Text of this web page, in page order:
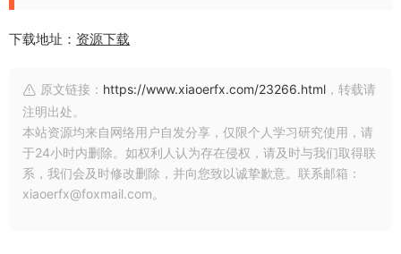
下载地址： 资源下载
原文链接： https://www.xiaoerfx.com/23266.html ，转载请
注明出处。
本站资源均来自网络用户自发分享，仅限个人学习研究使用，请
于24小时内删除。如权利人认为存在侵权，请及时与我们取得联
系，我们会及时修改删除，并向您致以诚挚歉意。联系邮箱：
xiaoerfx@foxmail.com。